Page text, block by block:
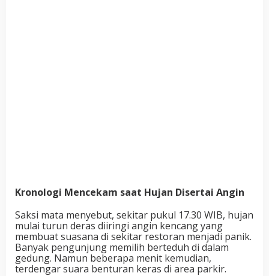
Kronologi Mencekam saat Hujan Disertai Angin
Saksi mata menyebut, sekitar pukul 17.30 WIB, hujan
mulai turun deras diiringi angin kencang yang
membuat suasana di sekitar restoran menjadi panik.
Banyak pengunjung memilih berteduh di dalam
gedung. Namun beberapa menit kemudian,
terdengar suara benturan keras di area parkir.